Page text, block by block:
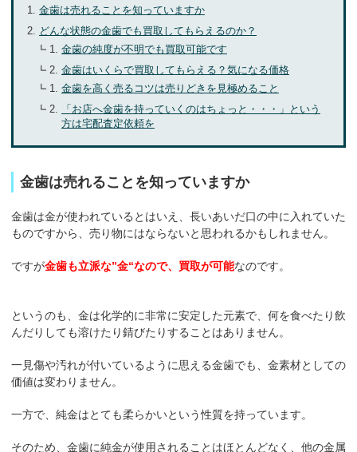
お気軽にご相談ください
0120-954-800
(11:00～20:00年中無休)
24時間受付中！
メール査定はこちらから
金歯は売れることを知っていますか
どんな状態の金歯でも買取してもらえるのか？
金歯の純度が不明でも買取可能です
金歯はいくらで買取してもらえる？気になる価格
金歯を高く売るコツは売りどきを見極めること
「お店へ金歯を持っていくのはちょっと・・・」という
方は宅配査定依頼を
金歯は売れることを知っていますか
金歯は金が使われているとはいえ、長いあいだ口の中に入れていた
ものですから、売り物にはならないと思われるかもしれません。
ですが金歯も立派な”金“なので、買取が可能なのです。
というのも、金は化学的に非常に安定した元素で、何を食べたり飲
んだりしても溶けたり錆びたりすることはありません。
一見傷や汚れが付いているように思える金歯でも、金素材としての
価値は変わりません。
一方で、純金はとても柔らかいという性質を持っています。
そのため、金歯に純金が使用されることはほとんどなく、他の金属